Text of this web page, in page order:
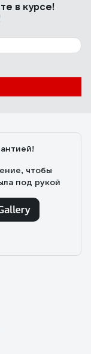
в курсе!
чтобы
под рукой